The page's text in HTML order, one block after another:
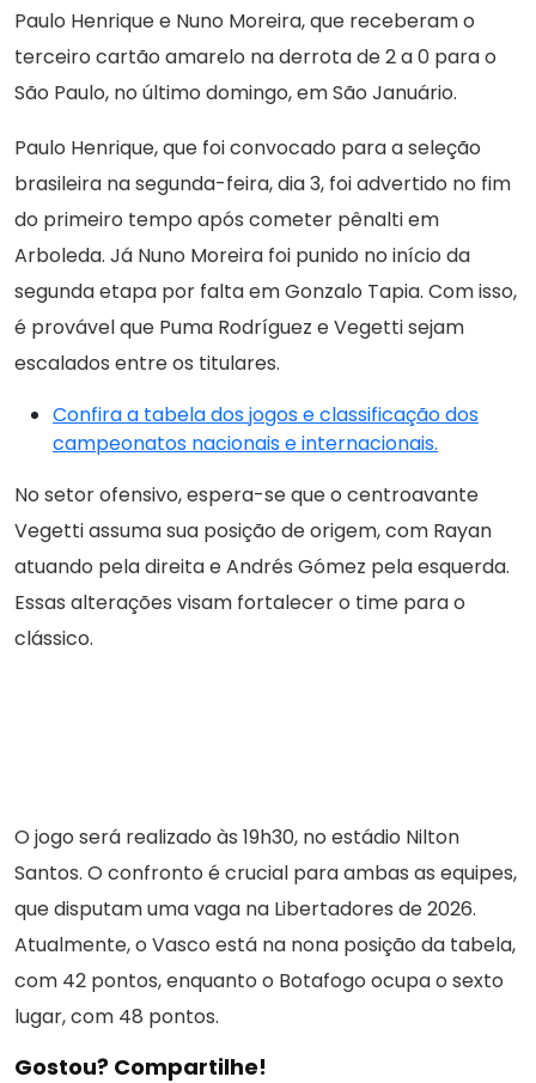
Paulo Henrique e Nuno Moreira, que receberam o
terceiro cartão amarelo na derrota de 2 a 0 para o
São Paulo, no último domingo, em São Januário.
Paulo Henrique, que foi convocado para a seleção
brasileira na segunda-feira, dia 3, foi advertido no fim
do primeiro tempo após cometer pênalti em
Arboleda. Já Nuno Moreira foi punido no início da
segunda etapa por falta em Gonzalo Tapia. Com isso,
é provável que Puma Rodríguez e Vegetti sejam
escalados entre os titulares.
Confira a tabela dos jogos e classificação dos
campeonatos nacionais e internacionais.
No setor ofensivo, espera-se que o centroavante
Vegetti assuma sua posição de origem, com Rayan
atuando pela direita e Andrés Gómez pela esquerda.
Essas alterações visam fortalecer o time para o
clássico.
O jogo será realizado às 19h30, no estádio Nilton
Santos. O confronto é crucial para ambas as equipes,
que disputam uma vaga na Libertadores de 2026.
Atualmente, o Vasco está na nona posição da tabela,
com 42 pontos, enquanto o Botafogo ocupa o sexto
lugar, com 48 pontos.
Gostou? Compartilhe!